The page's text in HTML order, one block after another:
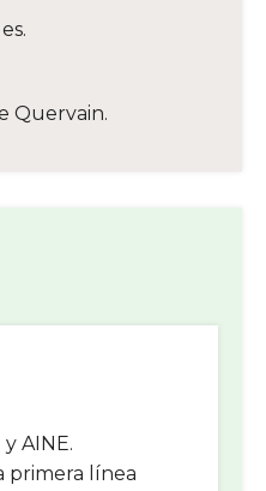
Quervain.
AINE.
primera línea